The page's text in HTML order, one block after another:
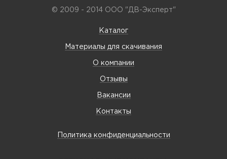
© 2009 - 2014 ООО "ДВ-Эксперт"
Каталог
Материалы для скачивания
О компании
Отзывы
Вакансии
Контакты
Политика конфиденциальности